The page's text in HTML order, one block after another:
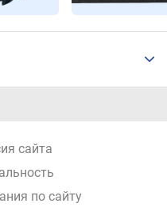
сайта
по сайту